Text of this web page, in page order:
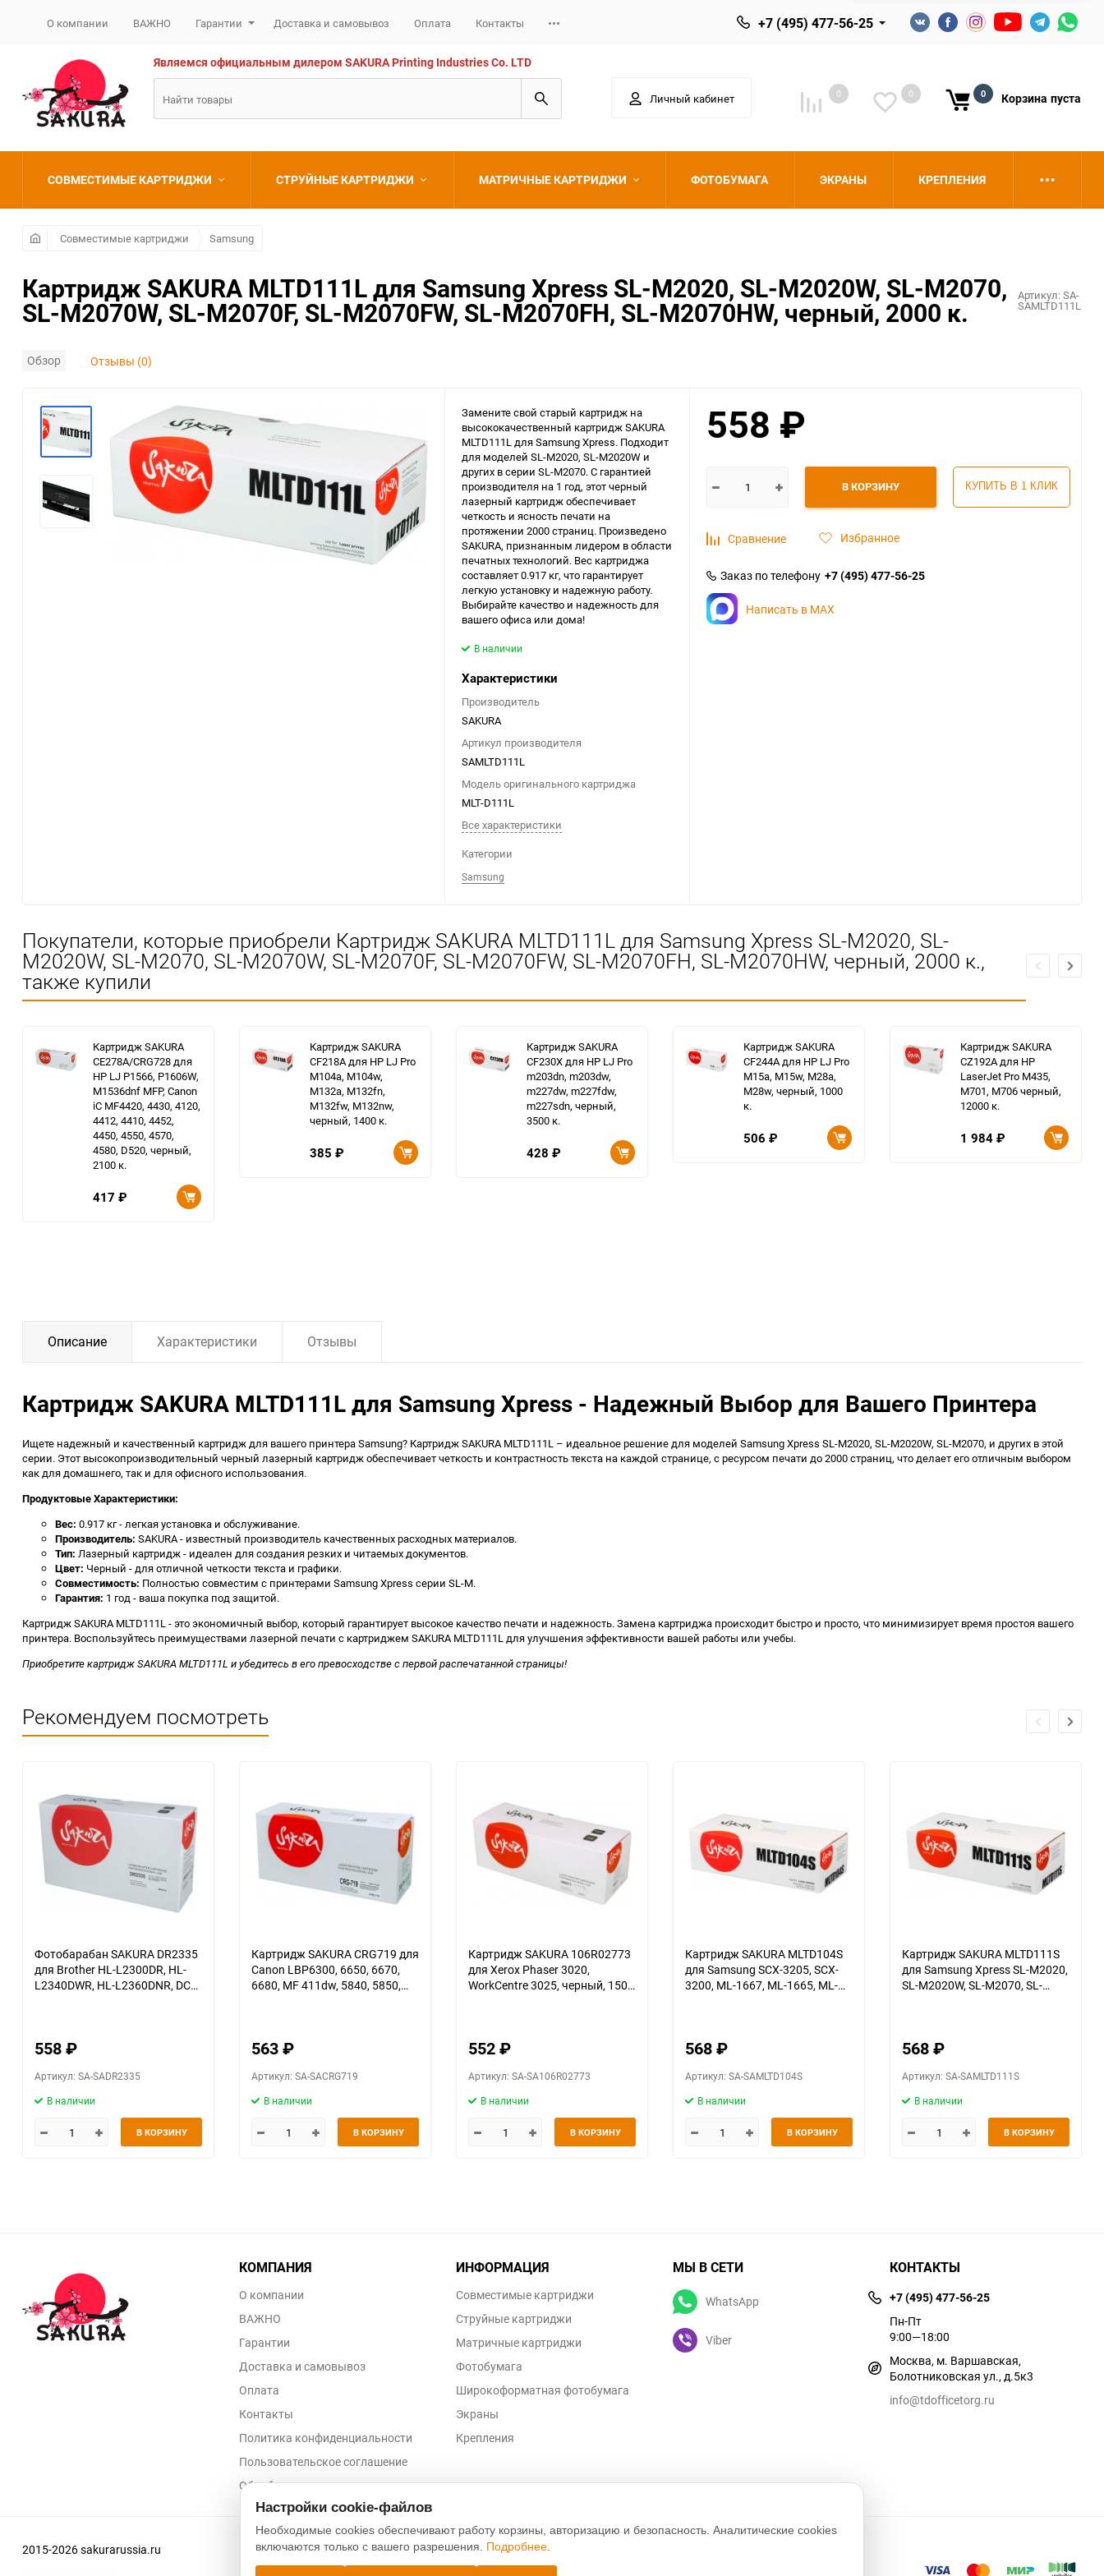
О компании ВАЖНО Гарантии Доставка и самовывоз Оплата Контакты +7 (495) 477-56-25
Являемся официальным дилером SAKURA Printing Industries Co. LTD
Личный кабинет 0 0 0 Корзина пуста
Brother
Epson
HP
Kyocera Mita
Lexmark
СОВМЕСТИМЫЕ КАРТРИДЖИ
Canon
Epson
СТРУЙНЫЕ КАРТРИДЖИ МАТРИЧНЫЕ КАРТРИДЖИ ФОТОБУМАГА ЭКРАНЫ КРЕПЛЕНИЯ
Совместимые картриджи Samsung
Картридж SAKURA MLTD111L для Samsung Xpress SL-M2020, SL-M2020W, SL-M2070,
SL-M2070W, SL-M2070F, SL-M2070FW, SL-M2070FH, SL-M2070HW, черный, 2000 к.
Артикул:SA-
SAMLTD111L
Обзор Отзывы (0)
Замените свой старый картридж на
высококачественный картридж SAKURA
MLTD111L для Samsung Xpress. Подходит
для моделей SL-M2020, SL-M2020W и
других в серии SL-M2070. С гарантией
производителя на 1 год, этот черный
лазерный картридж обеспечивает
четкость и ясность печати на
протяжении 2000 страниц. Произведено
SAKURA, признанным лидером в области
печатных технологий. Вес картриджа
составляет 0.917 кг, что гарантирует
легкую установку и надежную работу.
Выбирайте качество и надежность для
вашего офиса или дома!
В наличии
Характеристики
Производитель
SAKURA
Артикул производителя
SAMLTD111L
Модель оригинального картриджа
MLT-D111L
Все характеристики
Категории
Samsung
558 ₽
В КОРЗИНУ КУПИТЬ В 1 КЛИК
Сравнение Избранное
Заказ по телефону +7 (495) 477-56-25
Написать в MAX
Покупатели, которые приобрели Картридж SAKURA MLTD111L для Samsung Xpress SL-M2020, SL-
M2020W, SL-M2070, SL-M2070W, SL-M2070F, SL-M2070FW, SL-M2070FH, SL-M2070HW, черный, 2000 к.,
также купили
Картридж SAKURA
CE278A/CRG728 для
HP LJ Р1566, Р1606W,
M1536dnf MFP, Canon
iC MF4420, 4430, 4120,
4412, 4410, 4452,
4450, 4550, 4570,
4580, D520, черный,
2100 к.
417 ₽
Картридж SAKURA
CF218A для HP LJ Pro
M104a, M104w,
M132a, M132fn,
M132fw, M132nw,
черный, 1400 к.
385 ₽
Картридж SAKURA
CF230X для HP LJ Pro
m203dn, m203dw,
m227dw, m227fdw,
m227sdn, черный,
3500 к.
428 ₽
Картридж SAKURA
CF244A для HP LJ Pro
M15a, M15w, M28a,
M28w, черный, 1000
к.
506 ₽
Картридж SAKURA
CZ192A для HP
LaserJet Pro M435,
M701, M706 черный,
12000 к.
1 984 ₽
Описание Характеристики Отзывы
Картридж SAKURA MLTD111L для Samsung Xpress - Надежный Выбор для Вашего Принтера
Ищете надежный и качественный картридж для вашего принтера Samsung? Картридж SAKURA MLTD111L – идеальное решение для моделей Samsung Xpress SL-M2020, SL-M2020W, SL-M2070, и других в этой
серии. Этот высокопроизводительный черный лазерный картридж обеспечивает четкость и контрастность текста на каждой странице, с ресурсом печати до 2000 страниц, что делает его отличным выбором
как для домашнего, так и для офисного использования.
Продуктовые Характеристики:
Вес: 0.917 кг - легкая установка и обслуживание.
Производитель: SAKURA - известный производитель качественных расходных материалов.
Тип: Лазерный картридж - идеален для создания резких и читаемых документов.
Цвет: Черный - для отличной четкости текста и графики.
Совместимость: Полностью совместим с принтерами Samsung Xpress серии SL-M.
Гарантия: 1 год - ваша покупка под защитой.
Картридж SAKURA MLTD111L - это экономичный выбор, который гарантирует высокое качество печати и надежность. Замена картриджа происходит быстро и просто, что минимизирует время простоя вашего
принтера. Воспользуйтесь преимуществами лазерной печати с картриджем SAKURA MLTD111L для улучшения эффективности вашей работы или учебы.
Приобретите картридж SAKURA MLTD111L и убедитесь в его превосходстве с первой распечатанной страницы!
Рекомендуем посмотреть
Фотобарабан SAKURA DR2335
для Brother HL-L2300DR, HL-
L2340DWR, HL-L2360DNR, DCP-
L2720DWR, MFC-L2740DWR,
558₽
Артикул: SA-SADR2335
В наличии
В КОРЗИНУ
Картридж SAKURA CRG719 для
Canon LBP6300, 6650, 6670,
6680, MF 411dw, 5840, 5850,
563₽
Артикул: SA-SACRG719
В наличии
В КОРЗИНУ
Картридж SAKURA 106R02773
для Xerox Phaser 3020,
WorkCentre 3025, черный, 1500
552₽
Артикул: SA-SA106R02773
В наличии
В КОРЗИНУ
Картридж SAKURA MLTD104S
для Samsung SCX-3205, SCX-
3200, ML-1667, ML-1665, ML-
568₽
Артикул: SA-SAMLTD104S
В наличии
В КОРЗИНУ
Картридж SAKURA MLTD111S
для Samsung Xpress SL-M2020,
SL-M2020W, SL-M2070, SL-
568₽
Артикул: SA-SAMLTD111S
В наличии
В КОРЗИНУ
КОМПАНИЯ
О компании
ВАЖНО
Гарантии
Доставка и самовывоз
Оплата
Контакты
Политика конфиденциальности
Пользовательское соглашение
Обработка персональных данных
ИНФОРМАЦИЯ
Совместимые картриджи
Струйные картриджи
Матричные картриджи
Фотобумага
Широкоформатная фотобумага
Экраны
Крепления
МЫ В СЕТИ
WhatsApp
Viber
КОНТАКТЫ
+7 (495) 477-56-25
Пн-Пт
9:00—18:00
Москва, м. Варшавская,
Болотниковская ул., д.5к3
info@tdofficetorg.ru
2015-2026 sakurarussia.ru
Настройки cookie-файлов
Необходимые cookies обеспечивают работу корзины, авторизацию и безопасность. Аналитические cookies
включаются только с вашего разрешения. Подробнее